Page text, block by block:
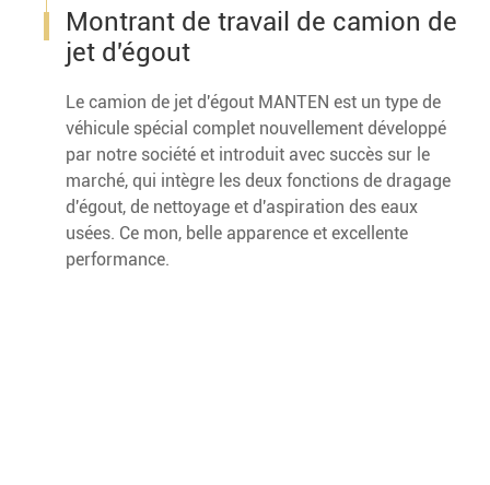
Montrant de travail de camion de
jet d'égout
Le camion de jet d'égout MANTEN est un type de
véhicule spécial complet nouvellement développé
par notre société et introduit avec succès sur le
marché, qui intègre les deux fonctions de dragage
d'égout, de nettoyage et d'aspiration des eaux
usées. Ce mon, belle apparence et excellente
performance.